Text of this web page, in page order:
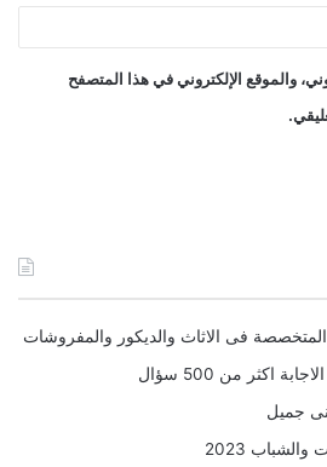
والموقع الإلكتروني في هذا المتصفح
المتخصصة فى الاثاث والديكور والمفروشات
اكثر من 500 سؤال
جميل
2023